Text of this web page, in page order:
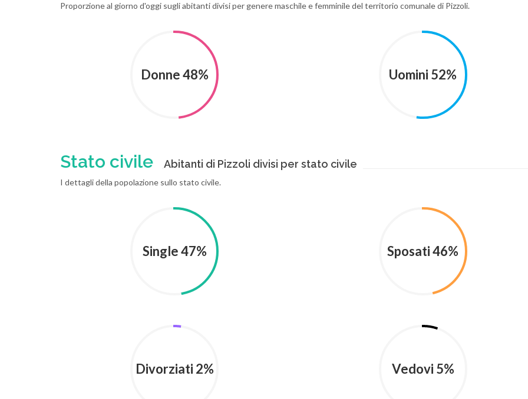
Proporzione al giorno d'oggi sugli abitanti divisi per genere maschile e femminile del territorio comunale di Pizzoli.
Donne 48% Uomini 52%
Stato civile Abitanti di Pizzoli divisi per stato civile
I dettagli della popolazione sullo stato civile.
Single 47% Sposati 46%
Divorziati 2% Vedovi 5%